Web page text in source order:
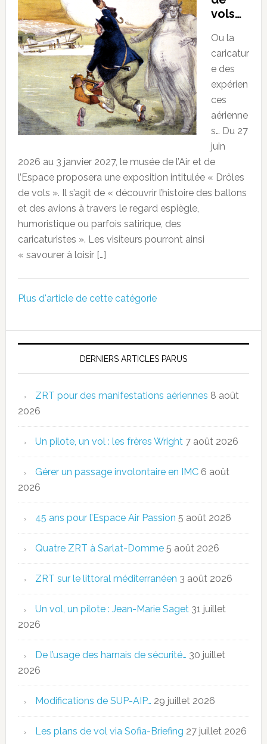
vols…
Ou la
caricatur
e des
expérien
ces
aérienne
s… Du 27
juin
2026 au 3 janvier 2027, le musée de l’Air et de
l’Espace proposera une exposition intitulée « Drôles
de vols ». Il s’agit de « découvrir l’histoire des ballons
et des avions à travers le regard espiègle,
humoristique ou parfois satirique, des
caricaturistes ». Les visiteurs pourront ainsi
« savourer à loisir […]
Plus d'article de cette catégorie
DERNIERS ARTICLES PARUS
ZRT pour des manifestations aériennes 8 août
2026
Un pilote, un vol : les frères Wright 7 août 2026
Gérer un passage involontaire en IMC 6 août
2026
45 ans pour l’Espace Air Passion 5 août 2026
Quatre ZRT à Sarlat-Domme 5 août 2026
ZRT sur le littoral méditerranéen 3 août 2026
Un vol, un pilote : Jean-Marie Saget 31 juillet
2026
De l’usage des harnais de sécurité… 30 juillet
2026
Modifications de SUP-AIP… 29 juillet 2026
Les plans de vol via Sofia-Briefing 27 juillet 2026